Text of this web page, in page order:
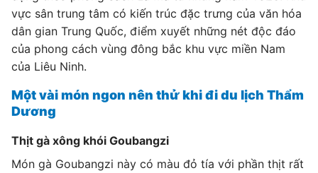
vực sân trung tâm có kiến trúc đặc trưng của văn hóa
dân gian Trung Quốc, điểm xuyết những nét độc đáo
của phong cách vùng đông bắc khu vực miền Nam
của Liêu Ninh.
Một vài món ngon nên thử khi đi du lịch Thẩm
Dương
Thịt gà xông khói Goubangzi
Món gà Goubangzi này có màu đỏ tía với phần thịt rất